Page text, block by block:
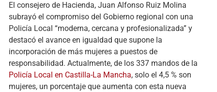
El consejero de Hacienda, Juan Alfonso Ruiz Molina
subrayó el compromiso del Gobierno regional con una
Policía Local “moderna, cercana y profesionalizada” y
destacó el avance en igualdad que supone la
incorporación de más mujeres a puestos de
responsabilidad. Actualmente, de los 337 mandos de la
Policía Local en Castilla-La Mancha, solo el 4,5 % son
mujeres, un porcentaje que aumenta con esta nueva